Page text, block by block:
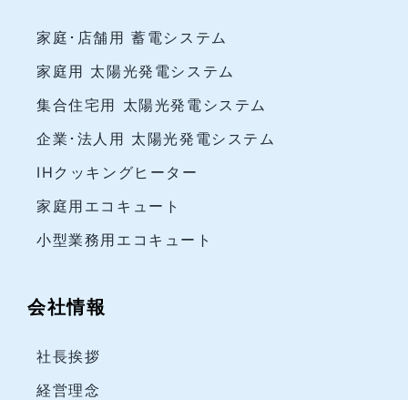
家庭･店舗用 蓄電システム
家庭用 太陽光発電システム
集合住宅用 太陽光発電システム
企業･法人用 太陽光発電システム
IHクッキングヒーター
家庭用エコキュート
小型業務用エコキュート
会社情報
社長挨拶
経営理念